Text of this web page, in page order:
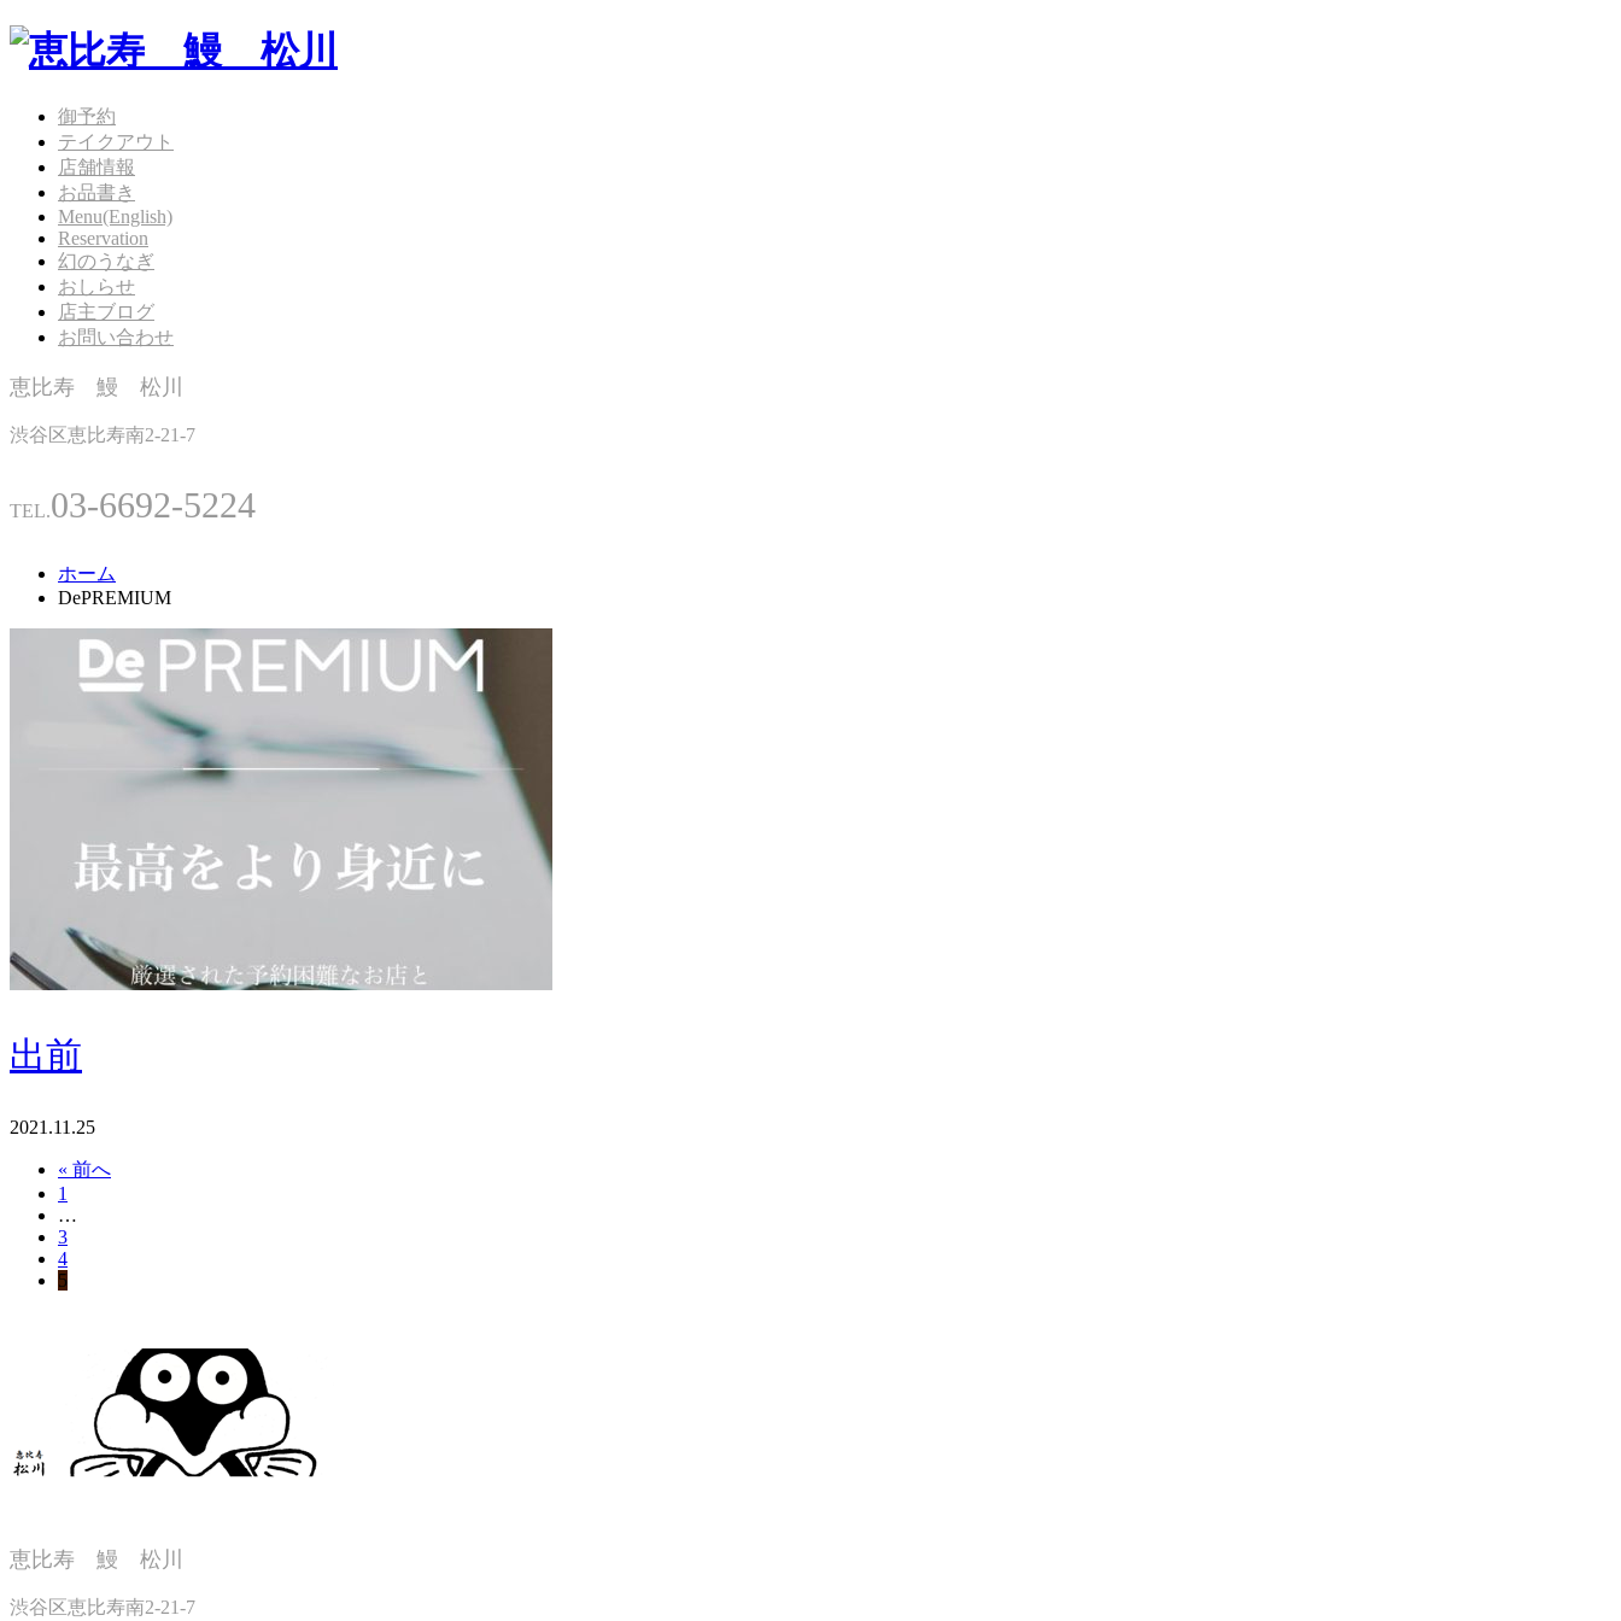
御予約
テイクアウト
店舗情報
お品書き
Menu(English)
Reservation
幻のうなぎ
おしらせ
店主ブログ
お問い合わせ
恵比寿 鰻 松川
渋谷区恵比寿南2-21-7
TEL.03-6692-5224
ホーム
DePREMIUM
出前
2021.11.25
« 前へ
1
…
3
4
5
恵比寿 鰻 松川
渋谷区恵比寿南2-21-7